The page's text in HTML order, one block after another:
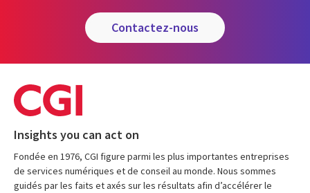
contactez-nous
Insights you can act on
Fondée en 1976, CGI figure parmi les plus importantes entreprises
de services numériques et de conseil au monde. Nous sommes
guidés par les faits et axés sur les résultats afin d’accélérer le